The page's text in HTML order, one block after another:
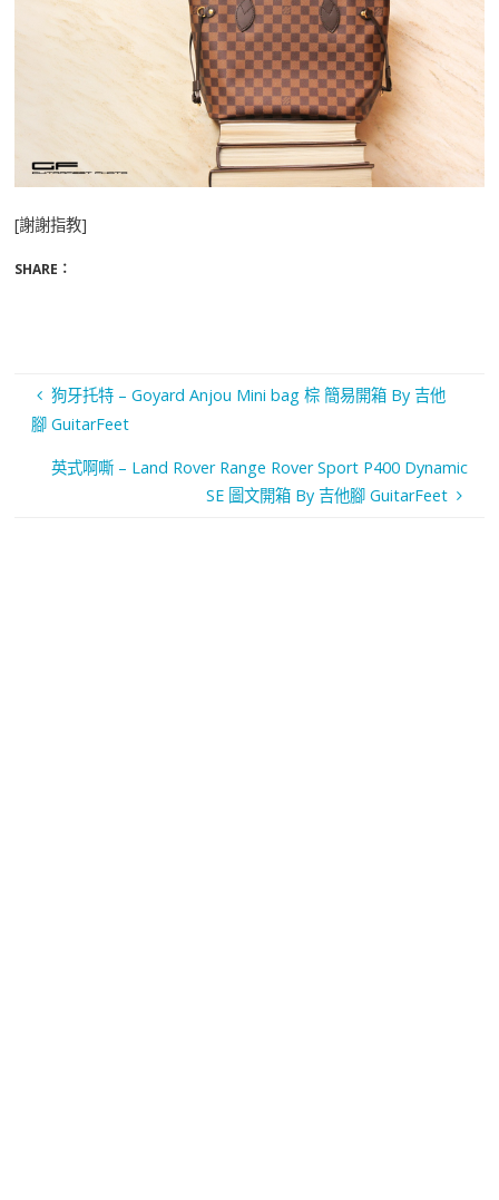
[謝謝指教]
SHARE：
狗牙托特 – Goyard Anjou Mini bag 棕 簡易開箱 By 吉他
腳 GuitarFeet
英式啊嘶 – Land Rover Range Rover Sport P400 Dynamic
SE 圖文開箱 By 吉他腳 GuitarFeet